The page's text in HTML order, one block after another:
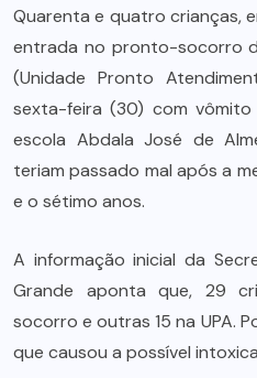
Quarenta e quatro crianças,
entrada no pronto-socorro
(Unidade Pronto
sexta-feira (30) com
escola Abdala José de
teriam passado mal após a
e o sétimo anos.
A informação inicial da
Grande aponta que, 29
socorro e outras 15 na UPA.
que causou a possível